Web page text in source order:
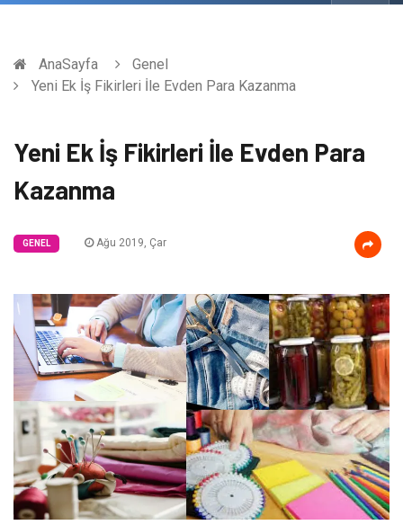
AnaSayfa
Genel
Yeni Ek İş Fikirleri İle Evden Para Kazanma
Yeni Ek İş Fikirleri İle Evden Para
Kazanma
GENEL Ağu 2019, Çar